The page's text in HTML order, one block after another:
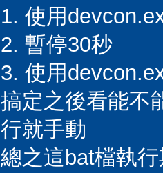
1. 使用
2. 暫停30秒
3. 使用
搞定之後看能不
行就手動
總之這bat檔執